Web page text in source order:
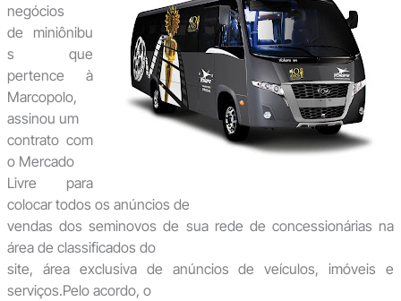
negócios
de miniônibu
s que
pertence à
Marcopolo,
assinou um
contrato com
o Mercado
Livre para
colocar todos os anúncios de
vendas dos seminovos de sua rede de concessionárias na
área de classificados do
site, área exclusiva de anúncios de veículos, imóveis e
serviços.Pelo acordo, o